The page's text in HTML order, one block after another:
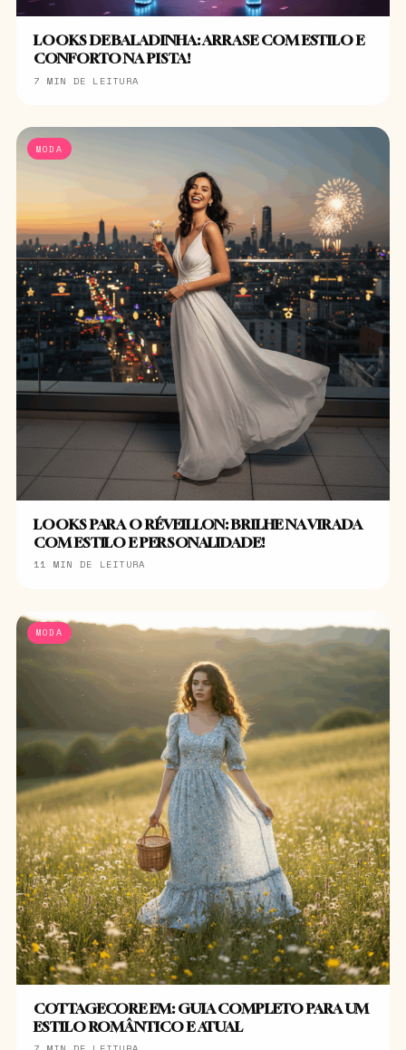
LOOKS DE BALADINHA: ARRASE COM ESTILO E
CONFORTO NA PISTA!
7 MIN DE LEITURA
MODA
LOOKS PARA O RÉVEILLON: BRILHE NA VIRADA
COM ESTILO E PERSONALIDADE!
11 MIN DE LEITURA
MODA
COTTAGECORE EM: GUIA COMPLETO PARA UM
ESTILO ROMÂNTICO E ATUAL